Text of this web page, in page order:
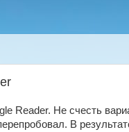
Reader. Не счесть
В